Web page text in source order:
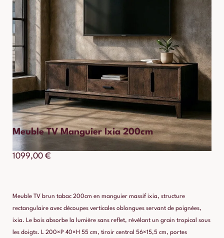
Meuble TV Manguier Ixia 200cm
1099,00 €
Meuble TV brun tabac 200cm en manguier massif ixia, structure
rectangulaire avec découpes verticales oblongues servant de poignées,
ixia. Le bois absorbe la lumière sans reflet, révélant un grain tropical sous
les doigts. L 200×P 40×H 55 cm, tiroir central 56×15,5 cm, portes